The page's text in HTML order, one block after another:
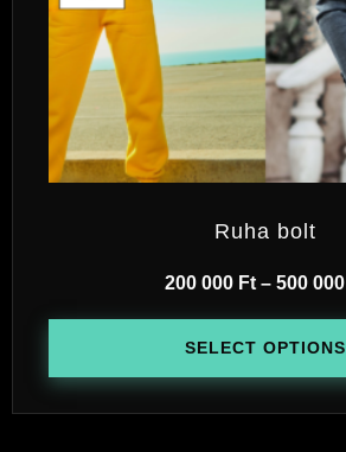
Ruha bolt
200 000 Ft– 500 000
SELECT OPTIONS